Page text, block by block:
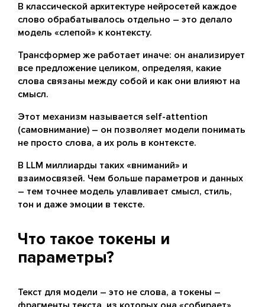
В классической архитектуре нейросетей каждое
слово обрабатывалось отдельно – это делало
модель «слепой» к контексту.
Трансформер же работает иначе: он анализирует
все предложение целиком, определяя, какие
слова связаны между собой и как они влияют на
смысл.
Этот механизм называется self-attention
(самовнимание) – он позволяет модели понимать
не просто слова, а их роль в контексте.
В LLM миллиарды таких «вниманий» и
взаимосвязей. Чем больше параметров и данных
– тем точнее модель улавливает смысл, стиль,
тон и даже эмоции в тексте.
Что такое токены и
параметры?
Текст для модели – это не слова, а токены –